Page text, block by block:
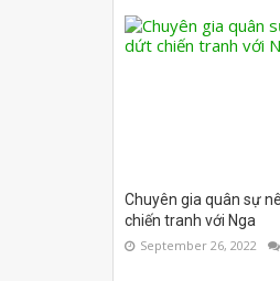
Chuyên gia quân sự
chiến tranh với Nga
September 26, 2022